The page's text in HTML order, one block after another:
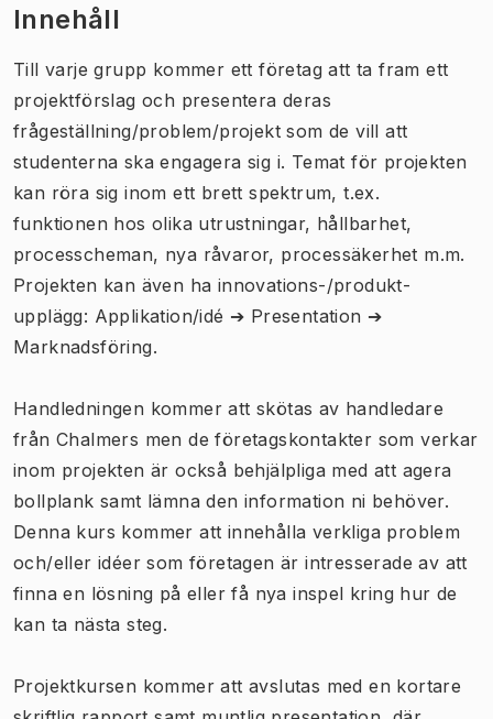
Innehåll
Till varje grupp kommer ett företag att ta fram ett
projektförslag och presentera deras
frågeställning/problem/projekt som de vill att
studenterna ska engagera sig i. Temat för projekten
kan röra sig inom ett brett spektrum, t.ex.
funktionen hos olika utrustningar, hållbarhet,
processcheman, nya råvaror, processäkerhet m.m.
Projekten kan även ha innovations-/produkt-
upplägg: Applikation/idé ➔ Presentation ➔
Marknadsföring.
Handledningen kommer att skötas av handledare
från Chalmers men de företagskontakter som verkar
inom projekten är också behjälpliga med att agera
bollplank samt lämna den information ni behöver.
Denna kurs kommer att innehålla verkliga problem
och/eller idéer som företagen är intresserade av att
finna en lösning på eller få nya inspel kring hur de
kan ta nästa steg.
Projektkursen kommer att avslutas med en kortare